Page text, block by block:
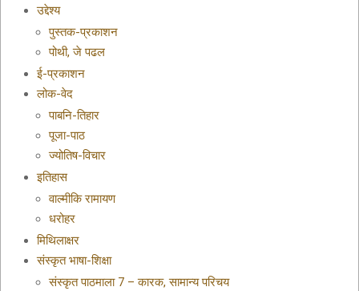
उद्देश्य
पुस्तक-प्रकाशन
पोथी, जे पढल
ई-प्रकाशन
लोक-वेद
पाबनि-तिहार
पूजा-पाठ
ज्योतिष-विचार
इतिहास
वाल्मीकि रामायण
धरोहर
मिथिलाक्षर
संस्कृत भाषा-शिक्षा
संस्कृत पाठमाला 7 – कारक, सामान्य परिचय